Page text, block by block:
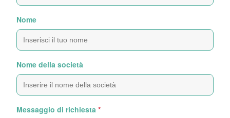
Nome
Nome della società
Messaggio di richiesta *